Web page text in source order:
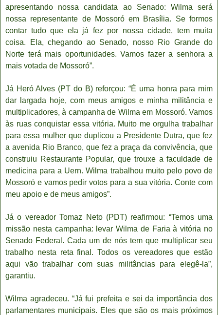
apresentando nossa candidata ao Senado: Wilma será
nossa representante de Mossoró em Brasília. Se formos
contar tudo que ela já fez por nossa cidade, tem muita
coisa. Ela, chegando ao Senado, nosso Rio Grande do
Norte terá mais oportunidades. Vamos fazer a senhora a
mais votada de Mossoró”.
Já Heró Alves (PT do B) reforçou: “É uma honra para mim
dar largada hoje, com meus amigos e minha militância e
multiplicadores, à campanha de Wilma em Mossoró. Vamos
às ruas conquistar essa vitória. Muito me orgulha trabalhar
para essa mulher que duplicou a Presidente Dutra, que fez
a avenida Rio Branco, que fez a praça da convivência, que
construiu Restaurante Popular, que trouxe a faculdade de
medicina para a Uern. Wilma trabalhou muito pelo povo de
Mossoró e vamos pedir votos para a sua vitória. Conte com
meu apoio e de meus amigos”.
Já o vereador Tomaz Neto (PDT) reafirmou: “Temos uma
missão nesta campanha: levar Wilma de Faria à vitória no
Senado Federal. Cada um de nós tem que multiplicar seu
trabalho nesta reta final. Todos os vereadores que estão
aqui vão trabalhar com suas militâncias para elegê-la”,
garantiu.
Wilma agradeceu. “Já fui prefeita e sei da importância dos
parlamentares municipais. Eles que são os mais próximos